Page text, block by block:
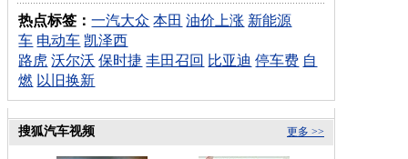
热点标签：一汽大众 本田 油价上涨 新能源
车 电动车 凯泽西
路虎 沃尔沃 保时捷 丰田召回 比亚迪 停车费 自
燃 以旧换新
更多 >>
搜狐汽车视频